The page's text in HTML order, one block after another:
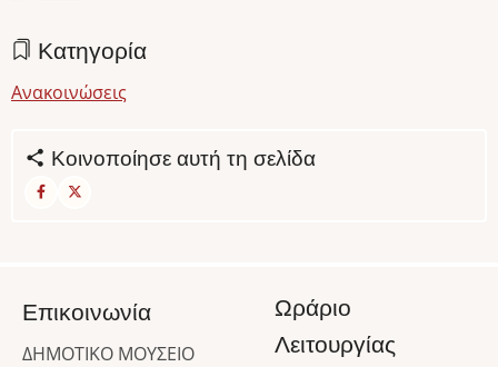
Κατηγορία
Ανακοινώσεις
Κοινοποίησε αυτή τη σελίδα
Επικοινωνία
ΔΗΜΟΤΙΚΟ ΜΟΥΣΕΙΟ
Ωράριο
Λειτουργίας